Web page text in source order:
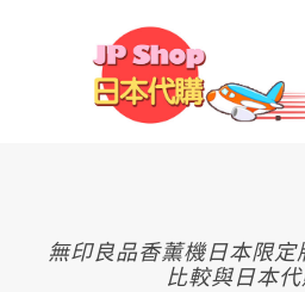
無印良品香薰機日本限
比較與日本